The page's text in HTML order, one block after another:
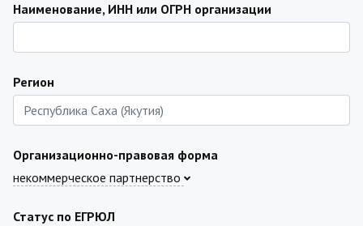
Наименование, ИНН или ОГРН организации
Регион
Организационно-правовая форма
некоммерческое партнерство
Статус по ЕГРЮЛ